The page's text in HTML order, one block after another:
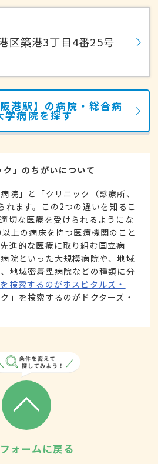
区築港3丁目4番25号
港駅】の病院・総合病
学病院を探す
ク」のちがいについて
院」と「クリニック（診療所、
れます。この2つの違いを知るこ
切な医療を受けられるようにな
上の病床を持つ医療機関のこと
進的な医療に取り組む国立病
院といった大規模病院や、地域
地域密着型病院などの種類に分
を検索するのがホスピタルズ・
」を検索するのがドクターズ・
ォームに戻る